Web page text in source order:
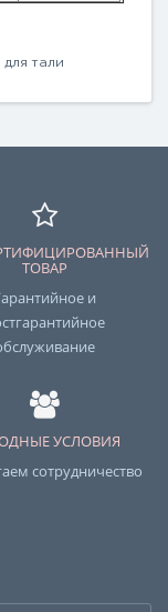
тали
ТОВАР
и
УСЛОВИЯ
сотрудничество